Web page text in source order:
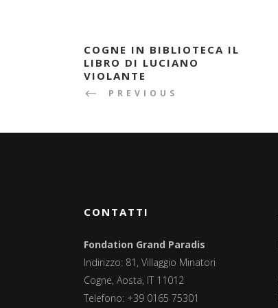
COGNE IN BIBLIOTECA IL
LIBRO DI LUCIANO
VIOLANTE
PREVIOUS
CONTATTI
Fondation Grand Paradis
Indirizzo: 81, Villaggio Minatori
Cogne, Aosta, IT 11012
Telefono: +39 0165 75301